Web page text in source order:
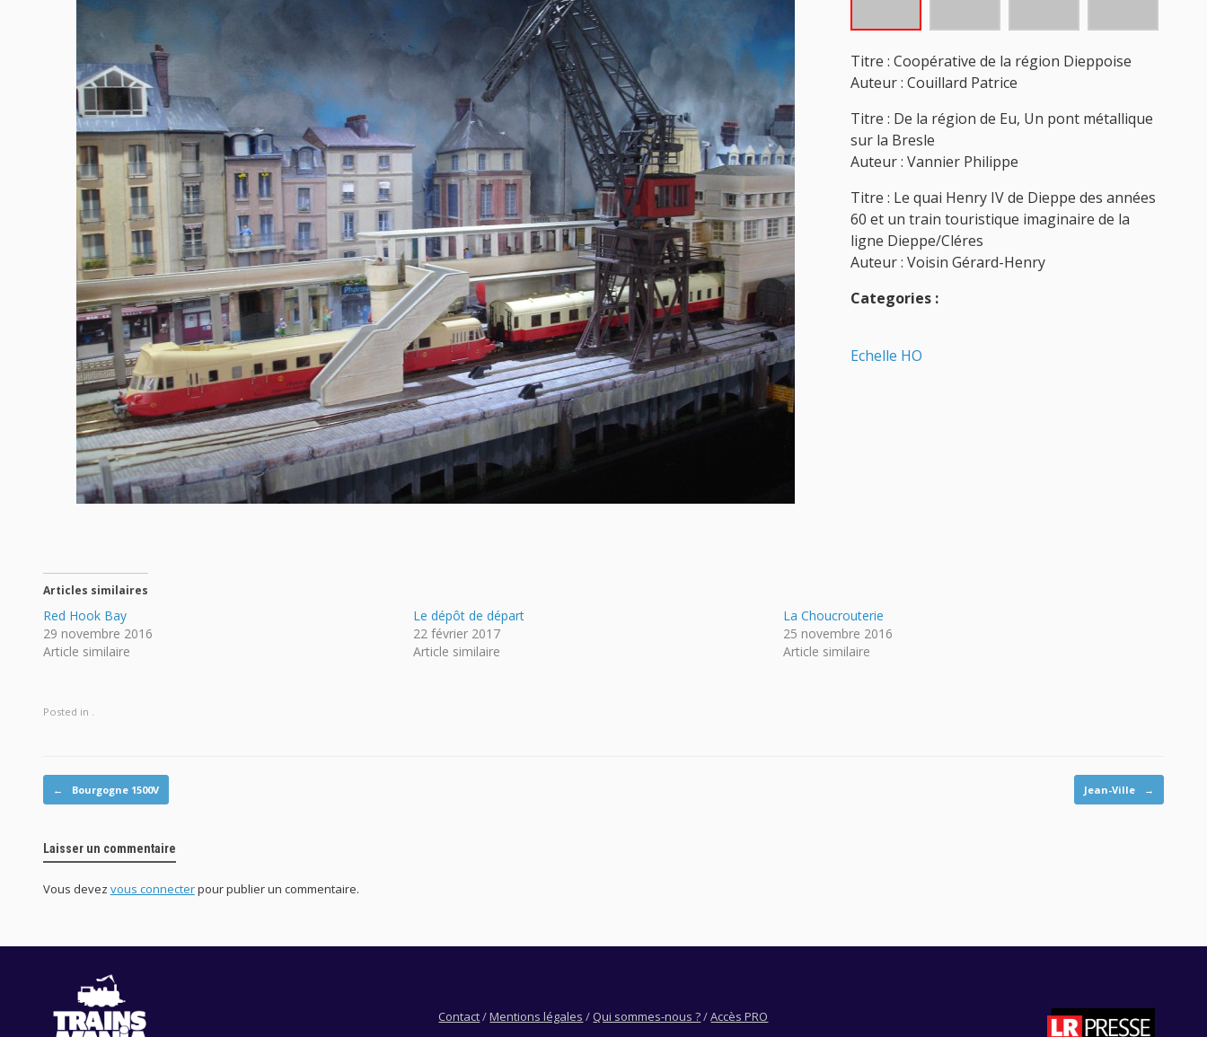
Titre : Coopérative de la région Dieppoise
Auteur : Couillard Patrice
Titre : De la région de Eu, Un pont métallique
sur la Bresle
Auteur : Vannier Philippe
Titre : Le quai Henry IV de Dieppe des années
60 et un train touristique imaginaire de la
ligne Dieppe/Cléres
Auteur : Voisin Gérard-Henry
Categories :
Echelle HO
Articles similaires
Red Hook Bay
29 novembre 2016
Article similaire
Le dépôt de départ
22 février 2017
Article similaire
La Choucrouterie
25 novembre 2016
Article similaire
Posted in .
Post navigation
← Bourgogne 1500V Jean-Ville →
Laisser un commentaire
Vous devez vous connecterpour publier un commentaire.
Contact/Mentions légales / Qui sommes-nous ?/Accès PRO